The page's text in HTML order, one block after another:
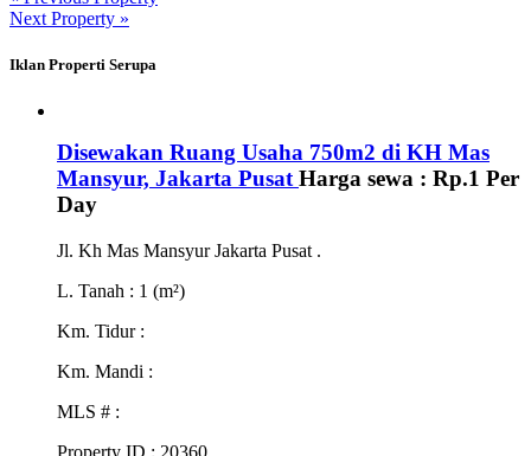
Next Property »
Iklan Properti Serupa
Disewakan Ruang Usaha 750m2 di KH Mas
Mansyur, Jakarta PusatHarga sewa : Rp.1 Per
Day
Jl. Kh Mas Mansyur Jakarta Pusat .
L. Tanah : 1 (m²)
Km. Tidur :
Km. Mandi :
MLS # :
Property ID : 20360